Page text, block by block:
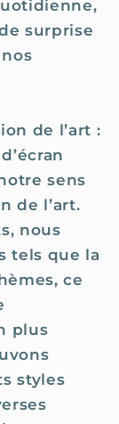
surprise
de l’art :
sens
de l’art.
nous
tels que la
ce
plus
styles